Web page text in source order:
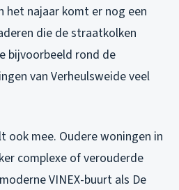
het najaar komt er nog een
die de straatkolken
bijvoorbeeld rond de
van Verheulsweide veel
ook mee. Oudere woningen in
complexe of verouderde
VINEX-buurt als De